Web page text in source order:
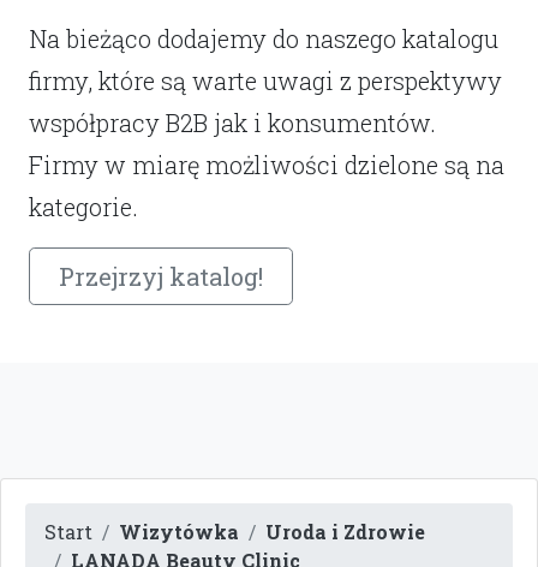
Na bieżąco dodajemy do naszego katalogu
firmy, które są warte uwagi z perspektywy
współpracy B2B jak i konsumentów.
Firmy w miarę możliwości dzielone są na
kategorie.
Przejrzyj katalog!
Start Wizytówka
Uroda i Zdrowie
LANADA Beauty Clinic